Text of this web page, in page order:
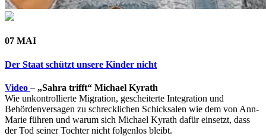
07 MAI
Der Staat schützt unsere Kinder nicht
Video – „Sahra trifft“ Michael Kyrath
Wie unkontrollierte Migration, gescheiterte Integration und
Behördenversagen zu schrecklichen Schicksalen wie dem von Ann-
Marie führen und warum sich Michael Kyrath dafür einsetzt, dass
der Tod seiner Tochter nicht folgenlos bleibt.